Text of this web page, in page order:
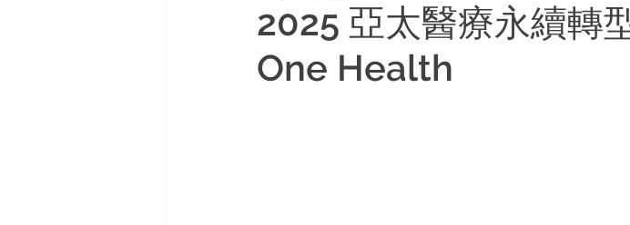
2025 亞太醫療永續轉
One Health